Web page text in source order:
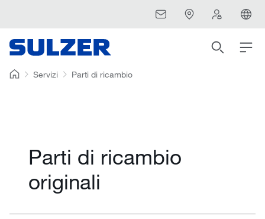
Servizi Parti di ricambio
Parti di ricambio
originali